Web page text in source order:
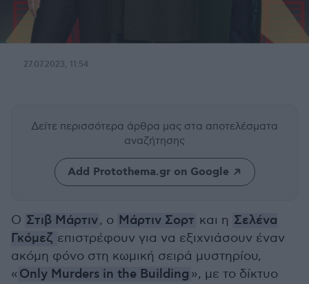
27.07.2023, 11:54
Δείτε περισσότερα άρθρα μας στα αποτελέσματα
αναζήτησης
Add Protothema.gr on Google
Ο Στιβ Μάρτιν, ο Μάρτιν Σορτ και η Σελένα
Γκόμεζ επιστρέφουν για να εξιχνιάσουν έναν
ακόμη φόνο στη κωμική σειρά μυστηρίου,
« Only Murders in the Building », με το δίκτυο